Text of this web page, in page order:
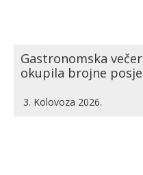
Gastronomska
okupila brojne
3. Kolovoza 2026.